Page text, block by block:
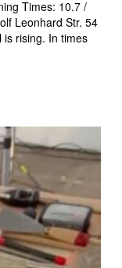
Times: 10.7 /
Leonhard Str. 54
rising. In times